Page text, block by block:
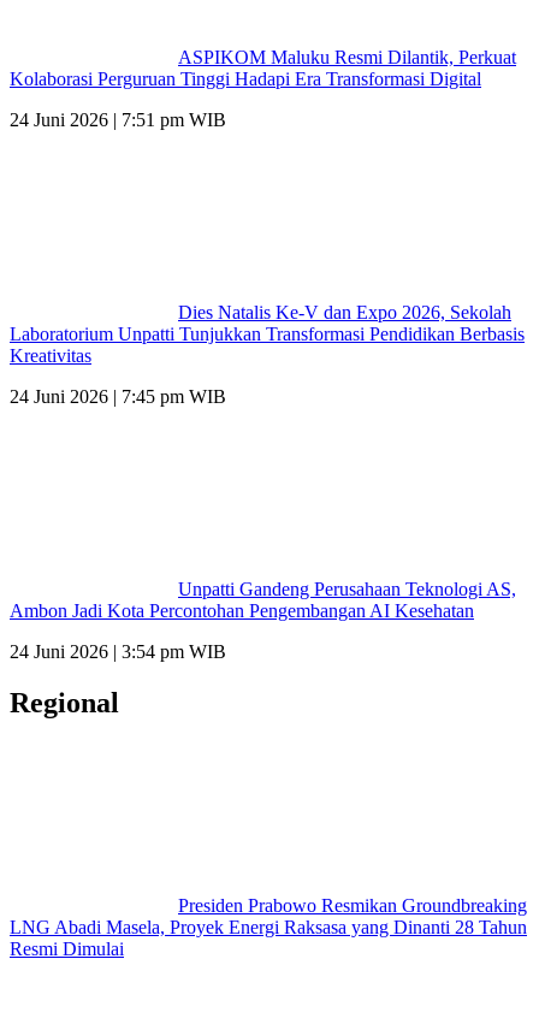
ASPIKOM Maluku Resmi Dilantik, Perkuat
Kolaborasi Perguruan Tinggi Hadapi Era Transformasi Digital
24 Juni 2026 | 7:51 pm WIB
Dies Natalis Ke-V dan Expo 2026, Sekolah
Laboratorium Unpatti Tunjukkan Transformasi Pendidikan Berbasis
Kreativitas
24 Juni 2026 | 7:45 pm WIB
Unpatti Gandeng Perusahaan Teknologi AS,
Ambon Jadi Kota Percontohan Pengembangan AI Kesehatan
24 Juni 2026 | 3:54 pm WIB
Regional
Presiden Prabowo Resmikan Groundbreaking
LNG Abadi Masela, Proyek Energi Raksasa yang Dinanti 28 Tahun
Resmi Dimulai